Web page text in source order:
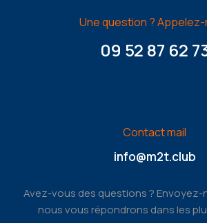
Une question ?
09 52 87 62
Contact mail
info@m2t.club
Avez-vous des questions ? Envoyez-
nous vous répondrons dans les